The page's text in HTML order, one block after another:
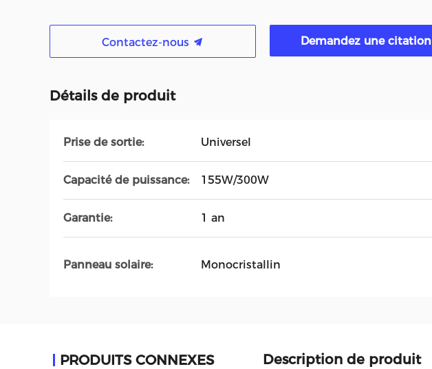
Contactez-nous Demandez une citation
Détails de produit
Prise de sortie: Universel
Capacité de puissance: 155W/300W
Garantie: 1 an
Panneau solaire: Monocristallin
PRODUITS CONNEXES Description de produit